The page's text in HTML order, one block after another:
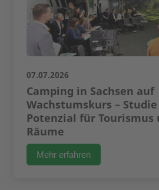
07.07.2026
Camping in Sachsen auf
Wachstumskurs –
Potenzial für Tourismus
Räume
Mehr erfahren